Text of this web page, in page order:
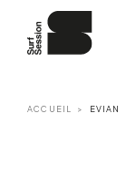
ACCUEIL EVIAN